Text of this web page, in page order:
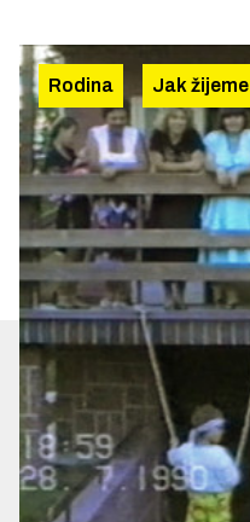
Rodina Jak žijeme